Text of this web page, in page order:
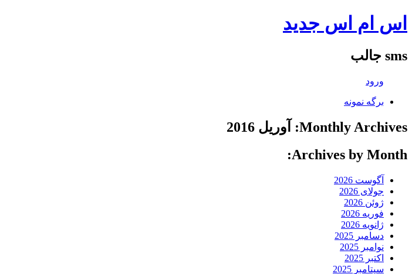
اس ام اس جدید
sms جالب
ورود
برگه نمونه
Monthly Archives: آوریل 2016
Archives by Month:
آگوست 2026
جولای 2026
ژوئن 2026
فوریه 2026
ژانویه 2026
دسامبر 2025
نوامبر 2025
اکتبر 2025
سپتامبر 2025